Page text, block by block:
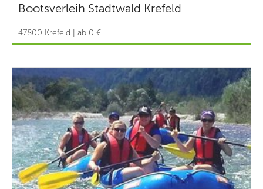
Bootsverleih Stadtwald Krefeld
47800 Krefeld | ab 0 €